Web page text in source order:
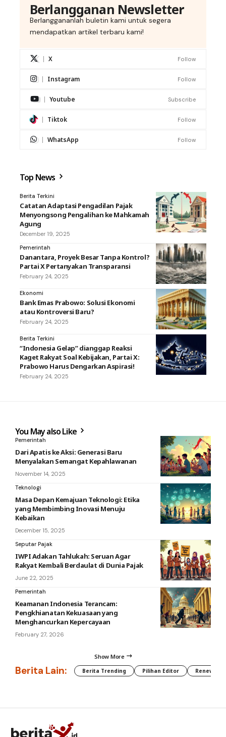
Berlangganan Newsletter
Berlanggananlah buletin kami untuk segera
mendapatkan artikel terbaru kami!
X Follow
Instagram Follow
Youtube Subscribe
Tiktok Follow
WhatsApp Follow
Top News
Berita Terkini
Catatan Adaptasi Pengadilan Pajak
Menyongsong Pengalihan ke Mahkamah
Agung
December 19, 2025
Pemerintah
Danantara, Proyek Besar Tanpa Kontrol?
Partai X Pertanyakan Transparansi
February 24, 2025
Ekonomi
Bank Emas Prabowo: Solusi Ekonomi
atau Kontroversi Baru?
February 24, 2025
Berita Terkini
“Indonesia Gelap” dianggap Reaksi
Kaget Rakyat Soal Kebijakan, Partai X:
Prabowo Harus Dengarkan Aspirasi!
February 24, 2025
You May also Like
Pemerintah
Dari Apatis ke Aksi: Generasi Baru
Menyalakan Semangat Kepahlawanan
November 14, 2025
Teknologi
Masa Depan Kemajuan Teknologi: Etika
yang Membimbing Inovasi Menuju
Kebaikan
December 15, 2025
Seputar Pajak
IWPI Adakan Tahlukah: Seruan Agar
Rakyat Kembali Berdaulat di Dunia Pajak
June 22, 2025
Pemerintah
Keamanan Indonesia Terancam:
Pengkhianatan Kekuasaan yang
Menghancurkan Kepercayaan
February 27, 2026
Show More
Berita Lain: Berita Trending Pilihan Editor